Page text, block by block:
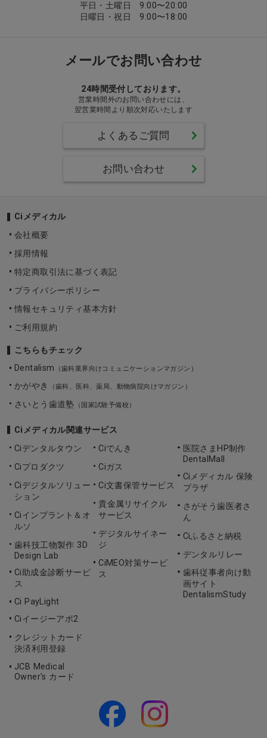
平日・土曜日 9:00〜20:00
日曜日・祝日 9:00〜18:00
メールでお問い合わせ
24時間受付しております。
営業時間外のお問い合わせには、
翌営業時間より順次対応いたします
よくあるご質問
お問い合わせ
Ciメディカル
会社概要
採用情報
特定商取引法に基づく表記
プライバシーポリシー
情報セキュリティ基本方針
ご利用規約
こちらもチェック
Dentalism
（歯科業界向けコミュニケーションマガジン）
かがやき （歯科、医科、薬局、動物病院向けマガジン）
さいとう歯道塾 （国家試験予備校）
Ciメディカル関連サービス
Ciデンタルタウン
Ciプロダクツ
Ciデジタルソリュー
ション
Ciインプラント＆オ
ルソ
歯科技工物製作 3D
Design Lab
Ci助成金診断サービ
ス
Ci PayLight
Ciイージーアポ2
クレジットカード
決済利用登録
JCB Medical
Owner's カード
Ciでんき
Ciガス
Ci文書保管サービス
貴金属リサイクル
サービス
デジタルサイネー
ジ
CiMEO対策サービ
ス
医院さまHP制作
DentalMall
Ciメディカル 保険
プラザ
さがそう歯医者さ
ん
Ciふるさと納税
デンタルリレー
歯科従事者向け動
画サイト
DentalismStudy